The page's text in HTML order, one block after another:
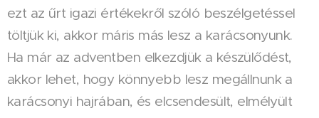
ezt az űrt igazi értékekről szóló beszélgetéssel
töltjük ki, akkor máris más lesz a karácsonyunk.
Ha már az adventben elkezdjük a készülődést,
akkor lehet, hogy könnyebb lesz megállnunk a
karácsonyi hajrában, és elcsendesült, elmélyült